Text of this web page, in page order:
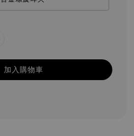
加入購物車